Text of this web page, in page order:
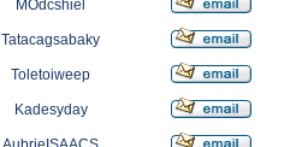
MOdcshiel
Tatacagsabaky
Toletoiweep
Kadesyday